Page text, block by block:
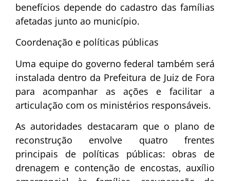
benefícios depende do cadastro das famílias
afetadas junto ao município.
Coordenação e políticas públicas
Uma equipe do governo federal também será
instalada dentro da Prefeitura de Juiz de Fora
para acompanhar as ações e facilitar a
articulação com os ministérios responsáveis.
As autoridades destacaram que o plano de
reconstrução envolve quatro frentes
principais de políticas públicas: obras de
drenagem e contenção de encostas, auxílio